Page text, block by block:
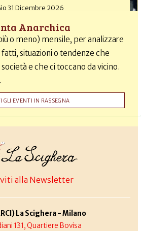
31 Dicembre 2026
Anarchica
o meno) mensile, per analizzare
situazioni o tendenze che
e che ci toccano da vicino.
GLI EVENTI IN RASSEGNA
alla Newsletter
La Scighera - Milano
131, Quartiere Bovisa